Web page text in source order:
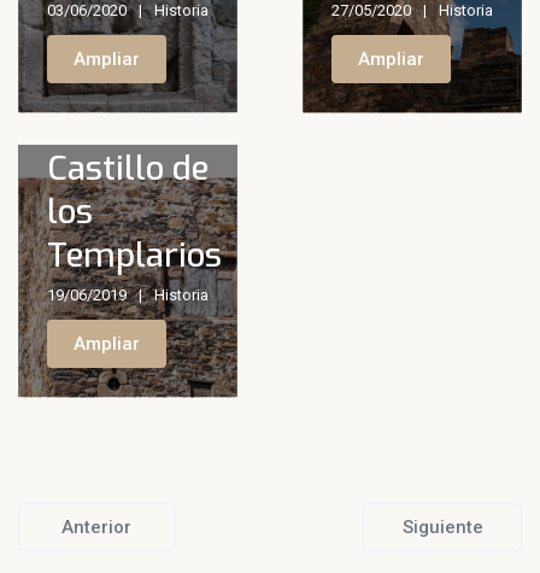
03/06/2020 Historia
Ampliar
27/05/2020 Historia
Ampliar
Inscripciones
y escudos
del
Castillo de
los
Templarios
19/06/2019 Historia
Ampliar
Anterior Siguiente